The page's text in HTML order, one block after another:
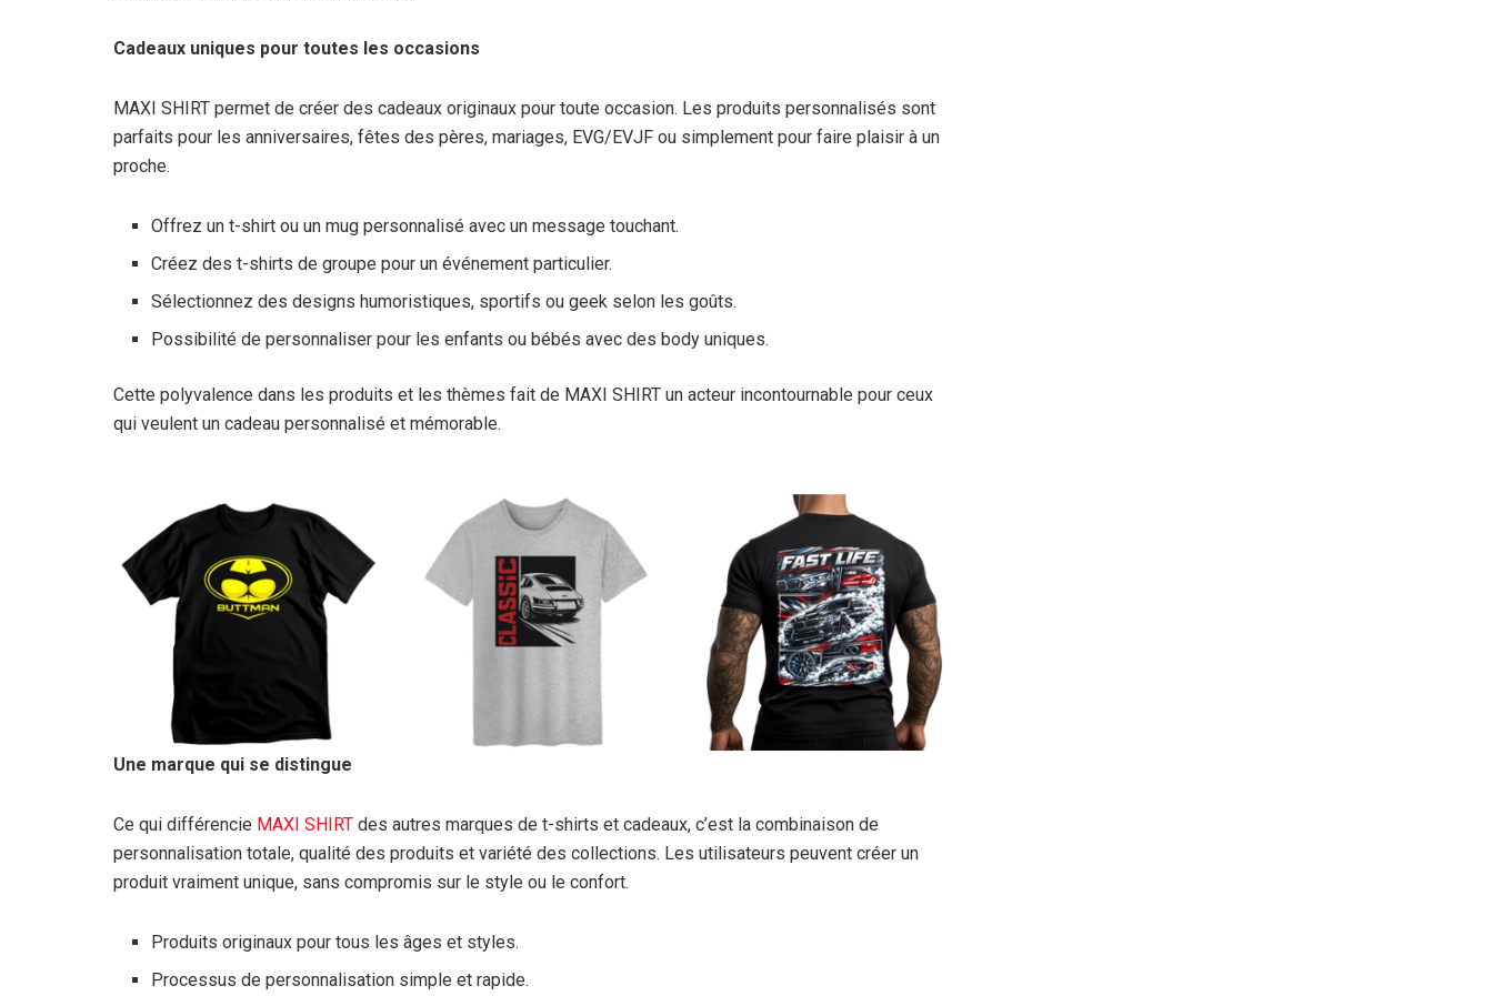
Cadeaux uniques pour toutes les occasions
MAXI SHIRT permet de créer des cadeaux originaux pour toute occasion. Les produits personnalisés sont
parfaits pour les anniversaires, fêtes des pères, mariages, EVG/EVJF ou simplement pour faire plaisir à un
proche.
Offrez un t-shirt ou un mug personnalisé avec un message touchant.
Créez des t-shirts de groupe pour un événement particulier.
Sélectionnez des designs humoristiques, sportifs ou geek selon les goûts.
Possibilité de personnaliser pour les enfants ou bébés avec des body uniques.
Cette polyvalence dans les produits et les thèmes fait de MAXI SHIRT un acteur incontournable pour ceux
qui veulent un cadeau personnalisé et mémorable.
Une marque qui se distingue
Ce qui différencie MAXI SHIRT des autres marques de t-shirts et cadeaux, c’est la combinaison de
personnalisation totale, qualité des produits et variété des collections. Les utilisateurs peuvent créer un
produit vraiment unique, sans compromis sur le style ou le confort.
Produits originaux pour tous les âges et styles.
Processus de personnalisation simple et rapide.